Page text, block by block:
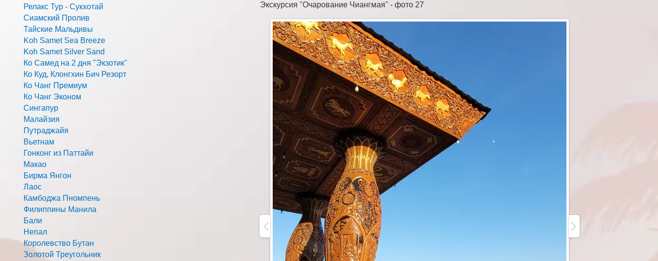
Экскурсия "Очарование Чиангмая" - фото 27
Релакс Тур - Сукхотай
Сиамский Пролив
Тайские Мальдивы
Koh Samet Sea Breeze
Koh Samet Silver Sand
Ко Самед на 2 дня "Экзотик"
Ко Куд, Клонгхин Бич Резорт
Ко Чанг Премиум
Ко Чанг Эконом
Сингапур
Малайзия
Путраджайя
Вьетнам
Гонконг из Паттайи
Макао
Бирма Янгон
Лаос
Камбоджа Пномпень
Филиппины Манила
Бали
Непал
Королевство Бутан
Золотой Треугольник